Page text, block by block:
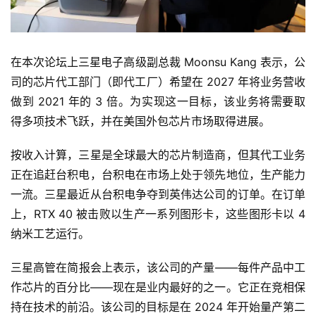
能
评
测
师
旅
行
家
车
讯
快
报
登录 注册
在本次论坛上三星电子高级副总裁 Moonsu Kang 表示，公
司的芯片代工部门（即代工厂）希望在 2027 年将业务营收
做到 2021 年的 3 倍。为实现这一目标，该业务将需要取
得多项技术飞跃，并在美国外包芯片市场取得进展。
按收入计算，三星是全球最大的芯片制造商，但其代工业务
正在追赶台积电，台积电在市场上处于领先地位，生产能力
一流。三星最近从台积电争夺到英伟达公司的订单。在订单
上，RTX 40 被击败以生产一系列图形卡，这些图形卡以 4
纳米工艺运行。
三星高管在简报会上表示，该公司的产量——每件产品中工
作芯片的百分比——现在是业内最好的之一。它正在竞相保
持在技术的前沿。该公司的目标是在 2024 年开始量产第二